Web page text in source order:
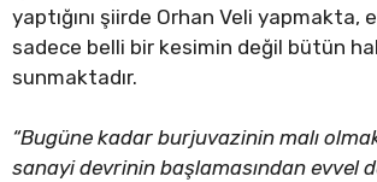
yaptığını şiirde Orhan Veli yapmakta,
sadece belli bir kesimin değil bütün
sunmaktadır.
“Bugüne kadar burjuvazinin malı
sanayi devrinin başlamasından evvel